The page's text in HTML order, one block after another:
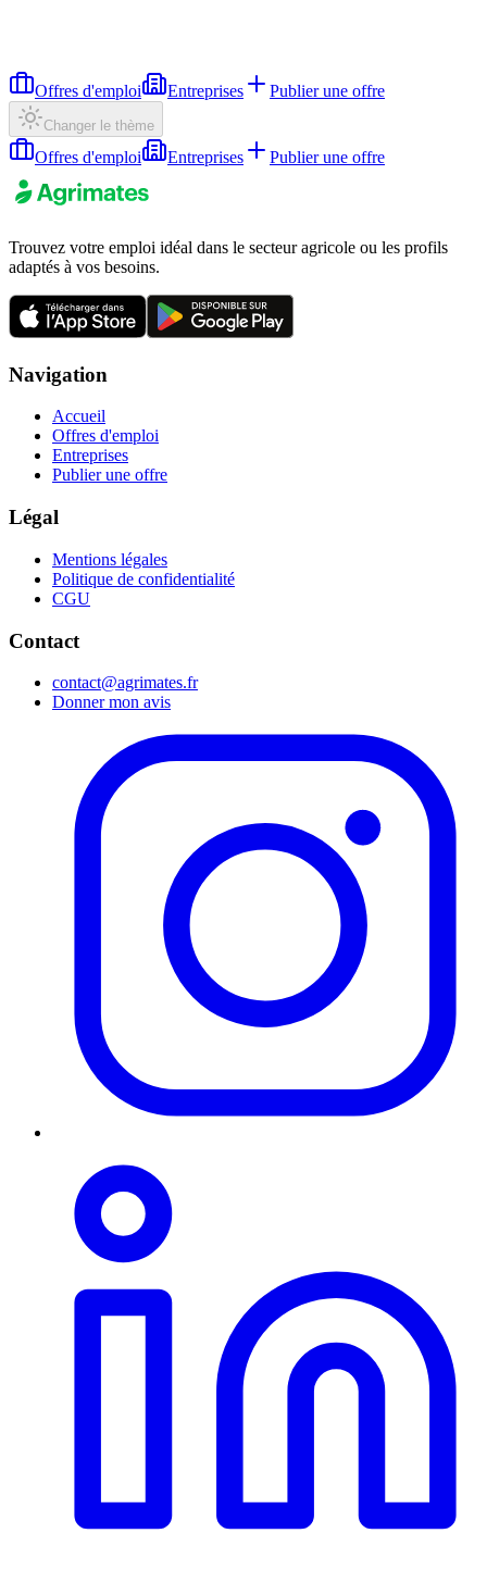
Offres d'emploi Entreprises Publier une offre
Changer le thème
Offres d'emploi Entreprises Publier une offre
Trouvez votre emploi idéal dans le secteur agricole ou les profils
adaptés à vos besoins.
Navigation
Accueil
Offres d'emploi
Entreprises
Publier une offre
Légal
Mentions légales
Politique de confidentialité
CGU
Contact
contact@agrimates.fr
Donner mon avis